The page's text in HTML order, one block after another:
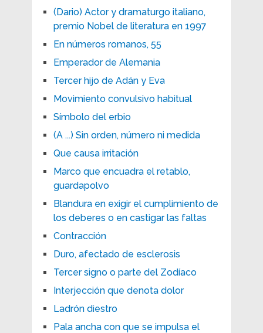
(Dario) Actor y dramaturgo italiano,
premio Nobel de literatura en 1997
En números romanos, 55
Emperador de Alemania
Tercer hijo de Adán y Eva
Movimiento convulsivo habitual
Símbolo del erbio
(A ...) Sin orden, número ni medida
Que causa irritación
Marco que encuadra el retablo,
guardapolvo
Blandura en exigir el cumplimiento de
los deberes o en castigar las faltas
Contracción
Duro, afectado de esclerosis
Tercer signo o parte del Zodíaco
Interjección que denota dolor
Ladrón diestro
Pala ancha con que se impulsa el